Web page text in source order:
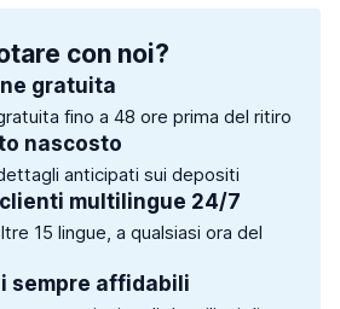
con noi?
gratuita
fino a 48 ore prima del ritiro
nascosto
anticipati sui depositi
multilingue 24/7
15 lingue, a qualsiasi ora del
sempre affidabili